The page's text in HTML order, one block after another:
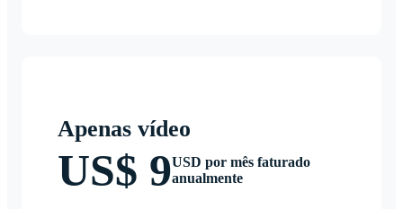
Apenas vídeo
US$ 9USD por mês faturado
anualmente